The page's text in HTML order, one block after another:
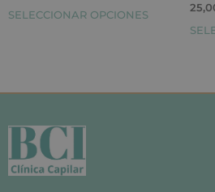
SELECCIONAR OPCIONES